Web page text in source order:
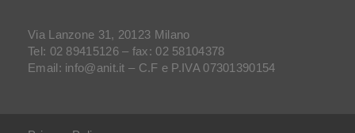
Via Lanzone 31, 20123 Milano
Tel: 02 89415126 – fax: 02 58104378
Email: info@anit.it – C.F e P.IVA 07301390154